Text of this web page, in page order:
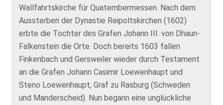
Wallfahrtskirche für Quatembermessen. Nach dem
Aussterben der Dynastie Reipoltskirchen (1602)
erbte die Tochter des Grafen Johann III. von Dhaun-
Falkenstein die Orte. Doch bereits 1603 fallen
Finkenbach und Gersweiler wieder durch Testament
an die Grafen Johann Casimir Loewenhaupt und
Steno Loewenhaupt, Graf zu Rasburg (Schweden
und Manderscheid). Nun begann eine unglückliche